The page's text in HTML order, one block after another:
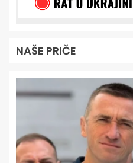
NAŠE PRIČE